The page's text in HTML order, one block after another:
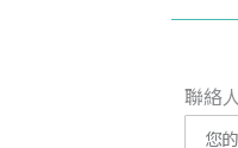
聯絡人